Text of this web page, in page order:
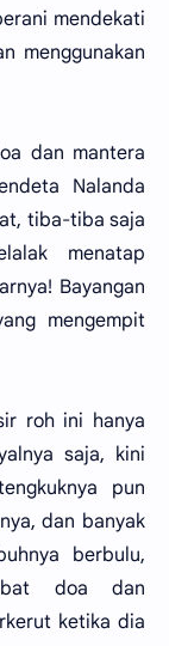
mendekati
menggunakan
dan mantera
Nalanda
tiba-tiba saja
menatap
Bayangan
mengempit
roh ini hanya
saja, kini
pun
dan banyak
berbulu,
doa dan
ketika dia